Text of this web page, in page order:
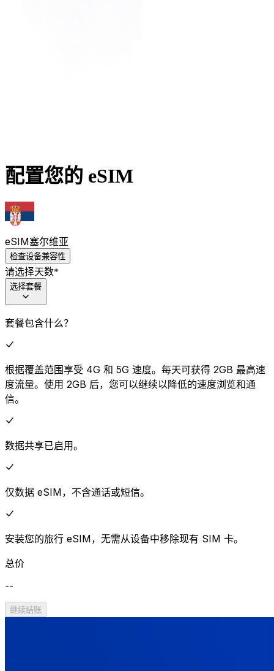
配置您的 eSIM
eSIM塞尔维亚
检查设备兼容性
请选择天数*
选择套餐
套餐包含什么？
根据覆盖范围享受 4G 和 5G 速度。每天可获得 2GB 最高速
度流量。使用 2GB 后，您可以继续以降低的速度浏览和通
信。
数据共享已启用。
仅数据 eSIM，不含通话或短信。
安装您的旅行 eSIM，无需从设备中移除现有 SIM 卡。
总价
--
继续结账